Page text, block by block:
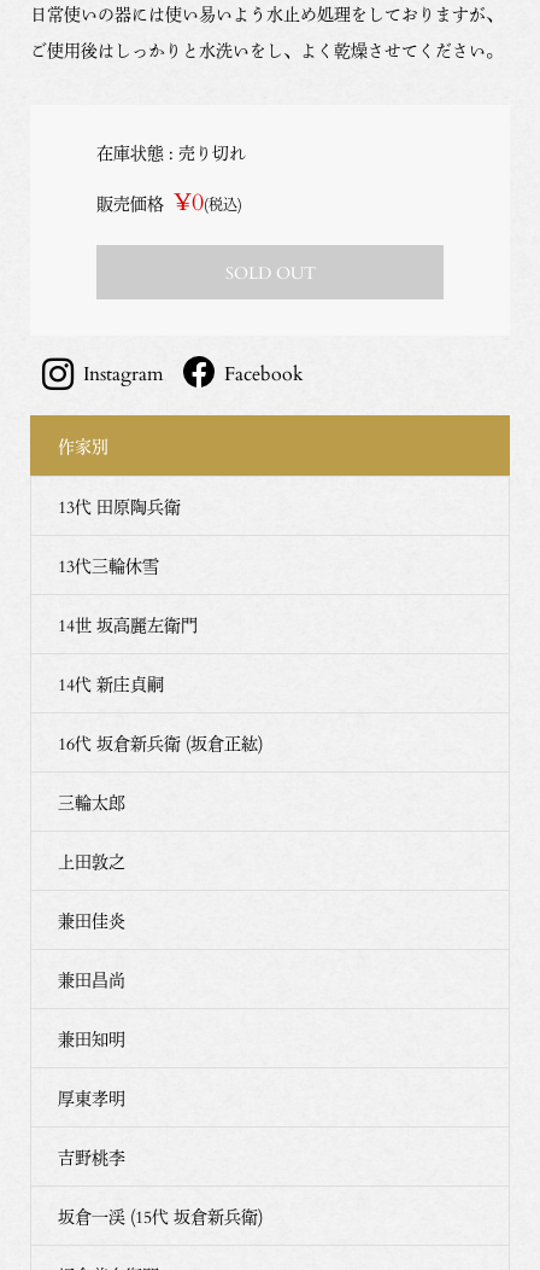
日常使いの器には使い易いよう水止め処理をしておりますが、
ご使用後はしっかりと水洗いをし、よく乾燥させてください。
在庫状態 : 売り切れ
販売価格 ¥0(税込)
SOLD OUT
Instagram Facebook
作家別
13代 田原陶兵衛
13代三輪休雪
14世 坂高麗左衛門
14代 新庄貞嗣
16代 坂倉新兵衛 (坂倉正紘)
三輪太郎
上田敦之
兼田佳炎
兼田昌尚
兼田知明
厚東孝明
吉野桃李
坂倉一渓 (15代 坂倉新兵衛)